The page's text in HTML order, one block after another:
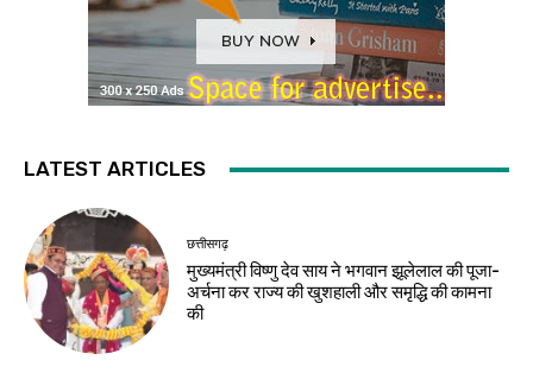
LATEST ARTICLES
छत्तीसगढ़
मुख्यमंत्री विष्णु देव साय ने भगवान झूलेलाल की पूजा-
अर्चना कर राज्य की खुशहाली और समृद्धि की कामना
की